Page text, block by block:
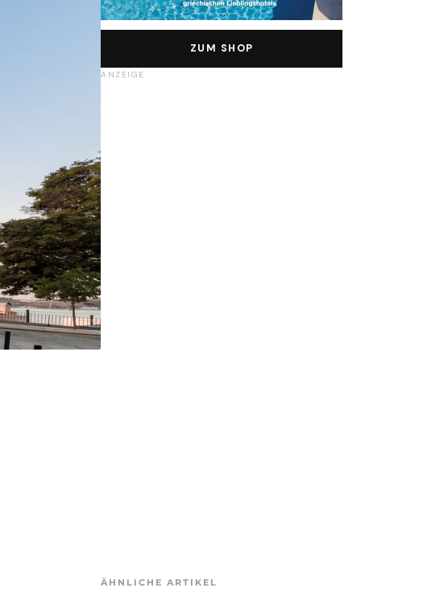
ZUM SHOP
ANZEIGE
ÄHNLICHE ARTIKEL